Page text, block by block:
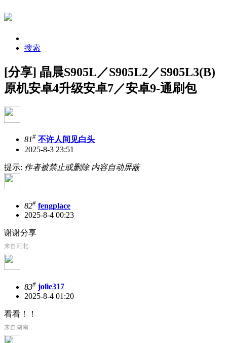
搜索
[分享] 晶晨S905L／S905L2／S905L3(B)
原机安卓4升级安卓7／安卓9-通刷包
81# 不许人间见白头
2025-8-3 23:51
提示: 作者被禁止或删除 内容自动屏蔽
82# fengplace
2025-8-4 00:23
谢谢分享
来自河北
83# jolie317
2025-8-4 01:20
看看！！
来自湖南